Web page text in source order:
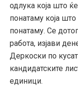
одлука која што
понатаму која
понатаму. Се
работа, изјави
Деркоски по
кандидатските
единици.